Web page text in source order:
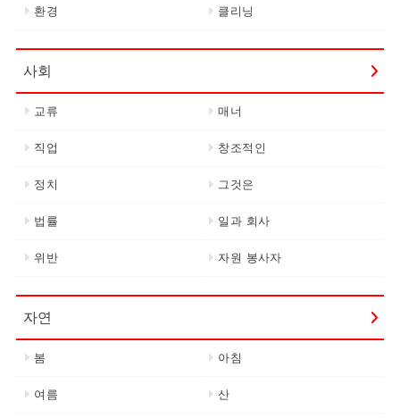
환경 클리닝
사회
교류 매너
직업 창조적인
정치 그것은
법률 일과 회사
위반 자원 봉사자
자연
봄 아침
여름 산